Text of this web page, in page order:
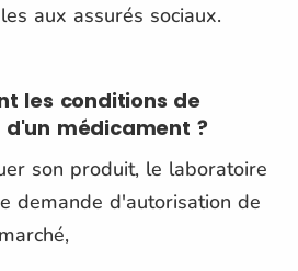
aux assurés sociaux.
les conditions de
médicament ?
son produit, le laboratoire
demande d'autorisation de